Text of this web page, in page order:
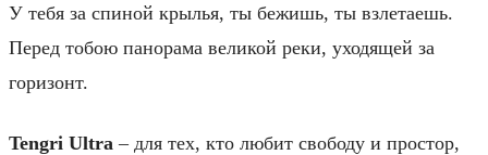
У тебя за спиной крылья, ты бежишь, ты взлетаешь.
Перед тобою панорама великой реки, уходящей за
горизонт.
Tengri Ultra – для тех, кто любит свободу и простор,